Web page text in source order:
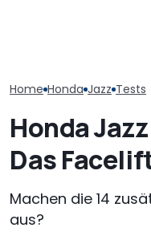
Home Honda Jazz Tests
Honda
Das
Machen die 14
aus?